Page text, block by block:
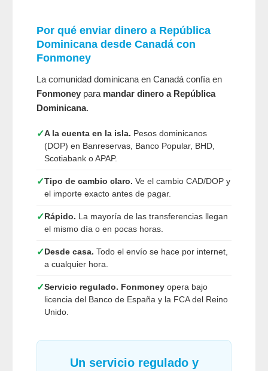
Por qué enviar dinero a República
Dominicana desde Canadá con
Fonmoney
La comunidad dominicana en Canadá confía en
Fonmoney para mandar dinero a República
Dominicana.
✓A la cuenta en la isla. Pesos dominicanos
(DOP) en Banreservas, Banco Popular, BHD,
Scotiabank o APAP.
✓Tipo de cambio claro. Ve el cambio CAD/DOP y
el importe exacto antes de pagar.
✓Rápido. La mayoría de las transferencias llegan
el mismo día o en pocas horas.
✓Desde casa. Todo el envío se hace por internet,
a cualquier hora.
✓Servicio regulado. Fonmoney opera bajo
licencia del Banco de España y la FCA del Reino
Unido.
Un servicio regulado y